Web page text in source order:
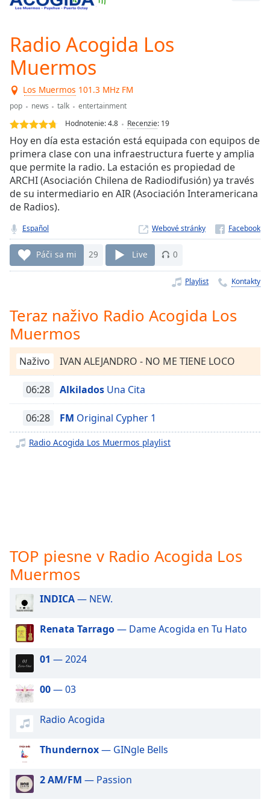
Mute
Duration
Loaded:
0.00%
Stream
Type LIVE
Seek to
currently
behind
live
Remaining
Time-
Playback
Rate
Chapters
Descriptions
descriptions
off,
selected
Subtitles
subtitles
settings,
opens
Track
Picture-
Picture
Fullscreen
This
modal
window.
Beginning
dialog
window.
Escape
cancel
and
Radio Acogida Los
Muermos
Los Muermos 101.3 MHz FM
pop news talk
entertainment
Hodnotenie:4.8 Recenzie: 19
Hoy en día esta estación está equipada con equipos de
primera clase con una infraestructura fuerte y amplia
que permite la radio. La estación es propiedad de
ARCHI (Asociación Chilena de Radiodifusión) ya través
de su intermediario en AIR (Asociación Interamericana
de Radios).
Español Webové stránky
Páči sa mi 29 Live 0
Playlist Kontakty
Teraz naživo Radio Acogida Los
Muermos
Naživo IVAN ALEJANDRO - NO ME TIENE LOCO
06:28 Alkilados Una Cita
06:28 FM Original Cypher 1
Radio Acogida Los Muermos playlist
TOP piesne v Radio Acogida Los
Muermos
INDICA— NEW.
Renata Tarrago— Dame Acogida en Tu Hato
01 — 2024
00— 03
Radio Acogida
Thundernox— GINgle Bells
2 AM/FM — Passion